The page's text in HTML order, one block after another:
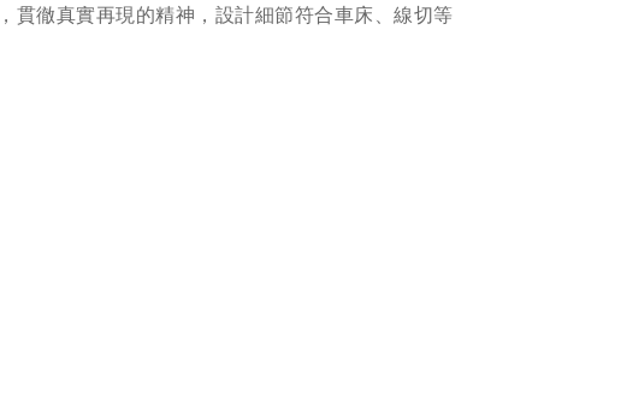
貫徹真實再現的精神，設計細節符合車床、線切等